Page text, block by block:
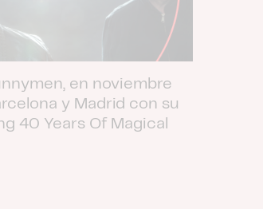
en noviembre
y Madrid con su
40 Years Of Magical